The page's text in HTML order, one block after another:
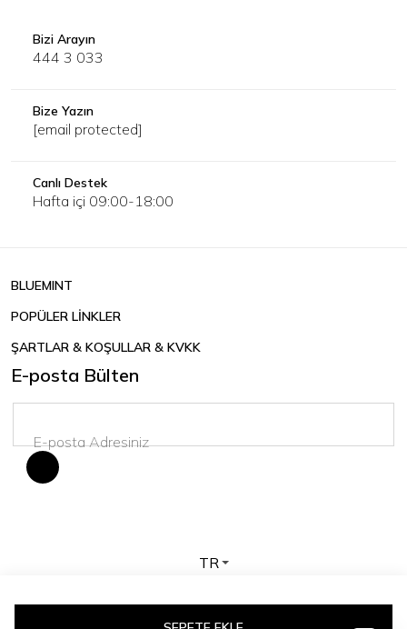
Bizi Arayın
444 3 033
Bize Yazın
[email protected]
Canlı Destek
Hafta içi 09:00-18:00
BLUEMINT
POPÜLER LİNKLER
ŞARTLAR & KOŞULLAR & KVKK
E-posta Bülten
TR